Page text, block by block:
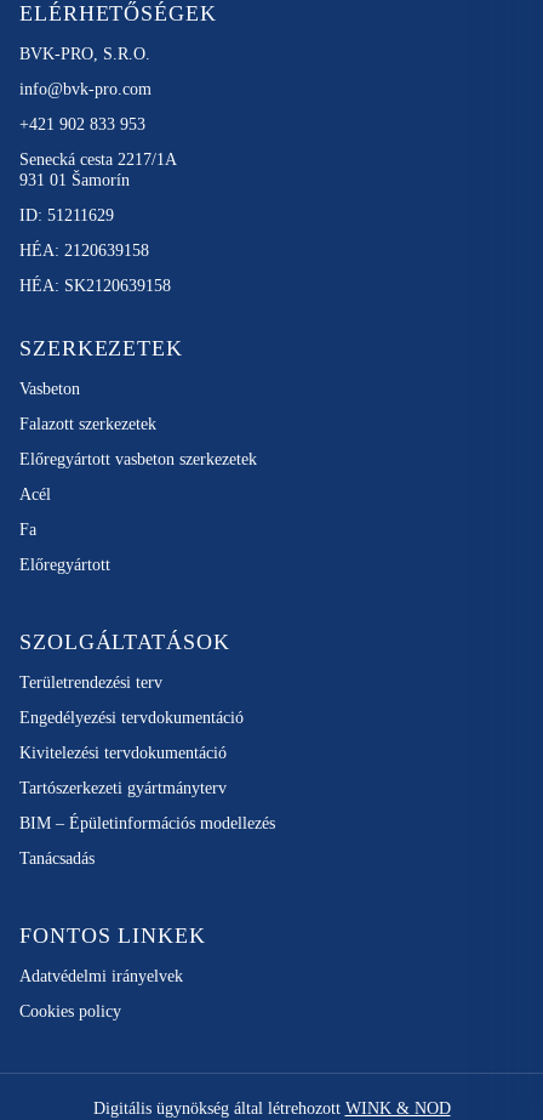
ELÉRHETŐSÉGEK
BVK-PRO, S.R.O.
info@bvk-pro.com
+421 902 833 953
Senecká cesta 2217/1A
931 01 Šamorín
ID: 51211629
HÉA: 2120639158
HÉA: SK2120639158
SZERKEZETEK
Vasbeton
Falazott szerkezetek
Előregyártott vasbeton szerkezetek
Acél
Fa
Előregyártott
SZOLGÁLTATÁSOK
Területrendezési terv
Engedélyezési tervdokumentáció
Kivitelezési tervdokumentáció
Tartószerkezeti gyártmányterv
BIM – Épületinformációs modellezés
Tanácsadás
FONTOS LINKEK
Adatvédelmi irányelvek
Cookies policy
Digitális ügynökség által létrehozott WINK & NOD